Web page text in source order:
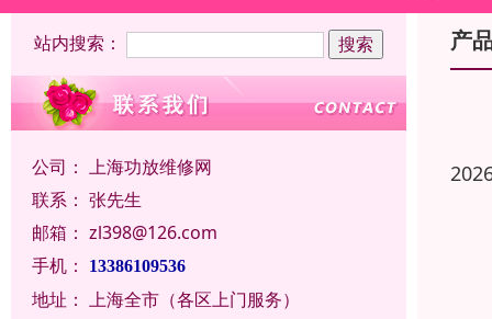
站内搜索：
公司： 上海功放维修网
联系： 张先生
邮箱： zl398@126.com
手机：
13386109536
地址： 上海全市（各区上门服务）
产